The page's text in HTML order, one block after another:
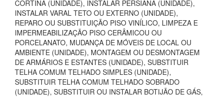
CORTINA (UNIDADE), INSTALAR PERSIANA (UNIDADE),
INSTALAR VARAL TETO OU EXTERNO (UNIDADE),
REPARO OU SUBSTITUIÇÃO PISO VINÍLICO, LIMPEZA E
IMPERMEABILIZAÇÃO PISO CERÂMICOU OU
PORCELANATO, MUDANÇA DE MÓVEIS DE LOCAL OU
AMBIENTE (UNIDADE), MONTAGEM OU DESMONTAGEM
DE ARMÁRIOS E ESTANTES (UNIDADE), SUBSTITUIR
TELHA COMUM TELHADO SIMPLES (UNIDADE),
SUBSTITUIR TELHA COMUM TELHADO SOBRADO
(UNIDADE), SUBSTITUIR OU INSTALAR BOTIJÃO DE GÁS,